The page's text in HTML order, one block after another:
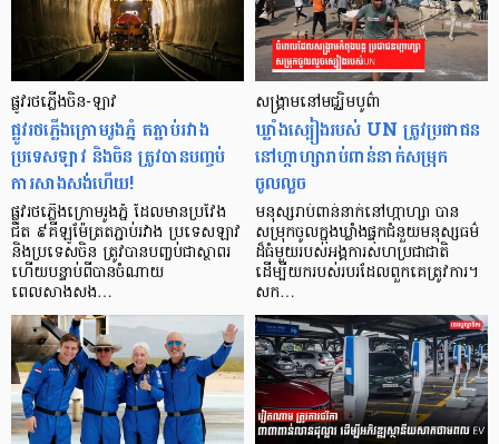
ផ្លូវរថភ្លើង​ចិន-ឡាវ
ផ្លូវរថភ្លើងក្រោមរូងភ្នំ តភ្ជាប់រវាង
ប្រទេសឡាវ និងចិន ត្រូវបានបញ្ចប់
ការសាងសង់ហើយ!
ផ្លូវរថភ្លើងក្រោមរូងភ្នំ ដែលមានប្រវែង
ជិត ៩គីឡូម៉ែត្រតភ្ជាប់រវាង ប្រទេសឡាវ
និងប្រទេសចិន ត្រូវបានបញ្ចប់ជាស្ថាពរ
ហើយបន្ទាប់ពីបានចំណាយ
ពេលសាងសង…
សង្រ្គាមនៅមជ្ឈិមបូព៌ា
ឃ្លាំងស្បៀងរបស់ UN ត្រូវប្រជាជន
នៅហ្កាហ្សារាប់ពាន់នាក់សម្រុក
ចូលលួច
មនុស្សរាប់ពាន់នាក់នៅហ្កាហ្សា បាន
សម្រុកចូលក្នុងឃ្លាំងផ្ទុកជំនួយមនុស្សធម៌
ដ៏ធំមួយរបស់អង្គការសហប្រជាជាតិ
ដើម្បីយករបស់របរដែលពួកគេត្រូវការ។
សក…